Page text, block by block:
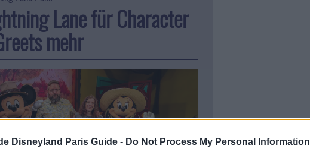
Disneyland Paris Guide - Do Not Process My Personal Information
Lane für Character
mehr